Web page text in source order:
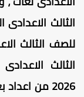
2026 من